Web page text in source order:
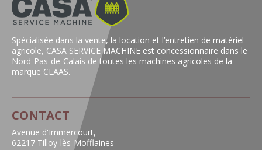
Spécialisée dans la vente, la location et l’entretien de matériel
agricole, CASA SERVICE MACHINE est concessionnaire dans le
Nord-Pas-de-Calais de toutes les machines agricoles de la
marque CLAAS.
CONTACT
Avenue d'Immercourt,
62217 Tilloy-lès-Mofflaines